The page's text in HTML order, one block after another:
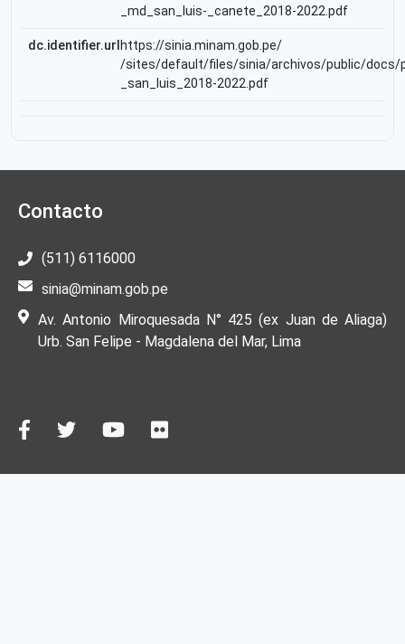
_md_san_luis-_canete_2018-2022.pdf
dc.identifier.url https://sinia.minam.gob.pe/
/sites/default/files/sinia/archivos/public/docs/
_san_luis_2018-2022.pdf
Contacto
(511) 6116000
sinia@minam.gob.pe
Av. Antonio Miroquesada N° 425 (ex Juan de Aliaga)
Urb. San Felipe - Magdalena del Mar, Lima